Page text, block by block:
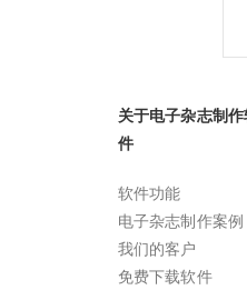
关于电子杂志制作
件
软件功能
电子杂志制作案例
我们的客户
免费下载软件